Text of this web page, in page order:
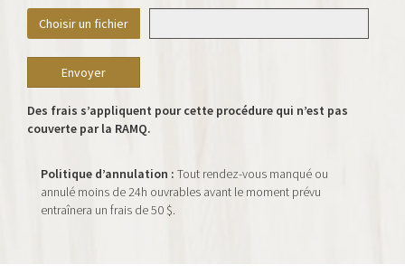
Choisir un fichier
Des frais s’appliquent pour cette procédure qui n’est pas
couverte par la RAMQ.
Politique d’annulation : Tout rendez-vous manqué ou
annulé moins de 24h ouvrables avant le moment prévu
entraînera un frais de 50 $.